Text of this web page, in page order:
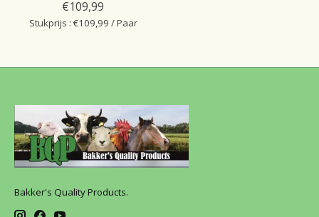
€109,99
Stukprijs : €109,99 / Paar
Bakker's Quality Products.